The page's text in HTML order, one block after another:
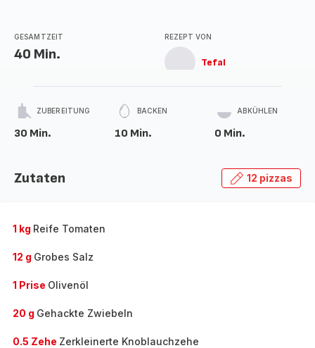
GESAMTZEIT
40 Min.
REZEPT VON
Tefal
ZUBEREITUNG
30 Min.
BACKEN
10 Min.
ABKÜHLEN
0 Min.
Zutaten 12 pizzas
1 kg Reife Tomaten
12 g Grobes Salz
1 Prise Olivenöl
20 g Gehackte Zwiebeln
0.5 Zehe Zerkleinerte Knoblauchzehe